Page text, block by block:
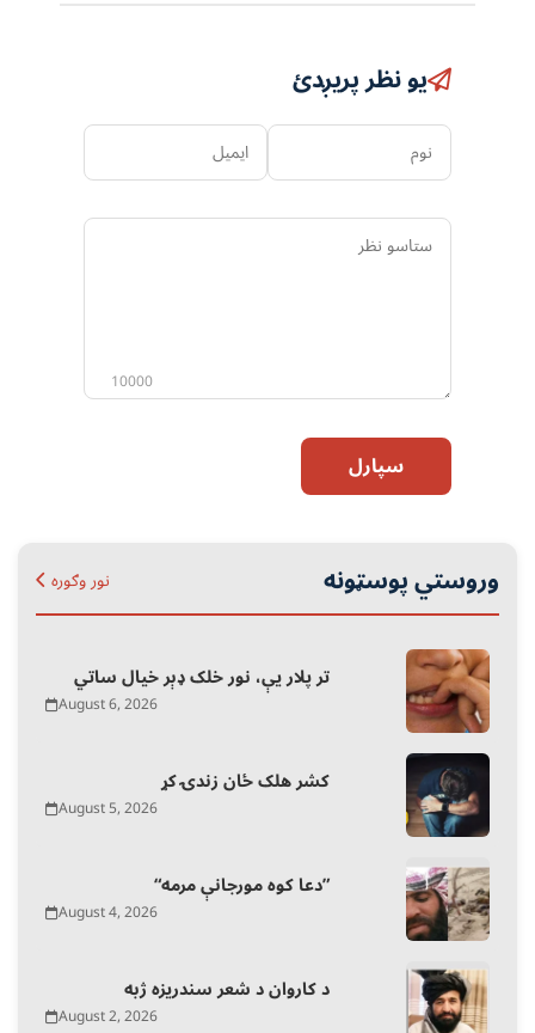
یو نظر پریږدئ
نوم ایمیل
ستاسو
10000
سپارل
وروستي پوسټونه نور وګوره
تر پلار یې، نور خلک ډېر خیال ساتي
August 6, 2026
کشر هلک ځان زندۍ کړ
August 5, 2026
“دعا کوه مورجانې مرمه”
August 4, 2026
د کاروان د شعر سندریزه ژبه
August 2, 2026